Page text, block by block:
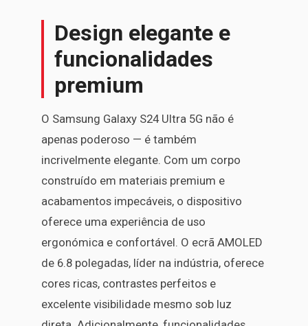
Design elegante e
funcionalidades
premium
O Samsung Galaxy S24 Ultra 5G não é
apenas poderoso — é também
incrivelmente elegante. Com um corpo
construído em materiais premium e
acabamentos impecáveis, o dispositivo
oferece uma experiência de uso
ergonómica e confortável. O ecrã AMOLED
de 6.8 polegadas, líder na indústria, oferece
cores ricas, contrastes perfeitos e
excelente visibilidade mesmo sob luz